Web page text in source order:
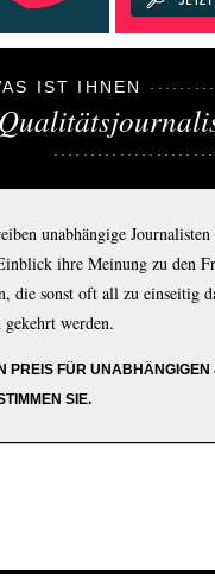
IST IHNEN
unabhängige
ihre Meinung zu den
die sonst oft all zu einseitig
gekehrt werden.
PREIS FÜR
SIE.